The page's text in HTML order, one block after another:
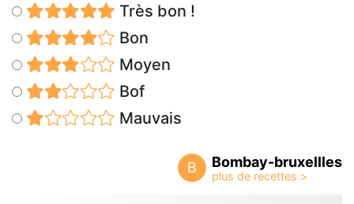
Très bon !
Bon
Moyen
Bof
Mauvais
B Bombay-bruxellles